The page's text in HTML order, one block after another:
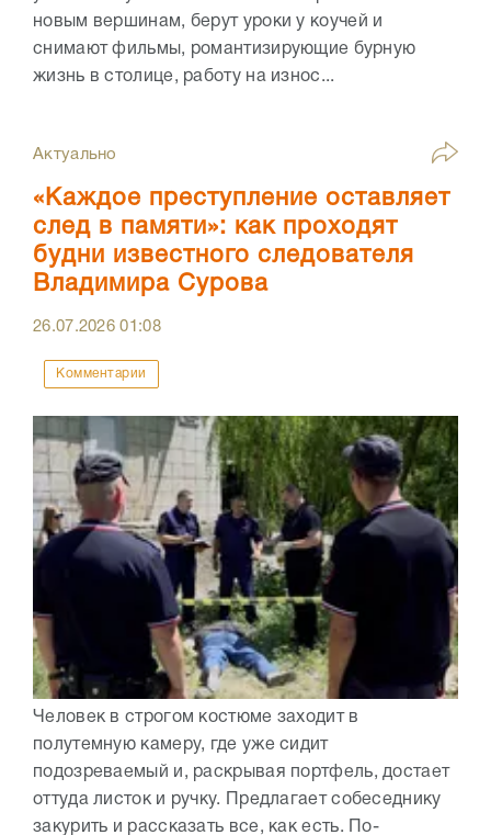
новым вершинам, берут уроки у коучей и
снимают фильмы, романтизирующие бурную
жизнь в столице, работу на износ...
Актуально
«Каждое преступление оставляет
след в памяти»: как проходят
будни известного следователя
Владимира Сурова
26.07.202601:08
Комментарии
Человек в строгом костюме заходит в
полутемную камеру, где уже сидит
подозреваемый и, раскрывая портфель, достает
оттуда листок и ручку. Предлагает собеседнику
закурить и рассказать все, как есть. По-